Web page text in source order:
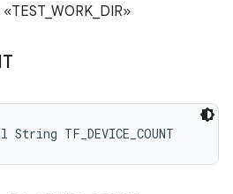
TF_DEVICE_COUNT